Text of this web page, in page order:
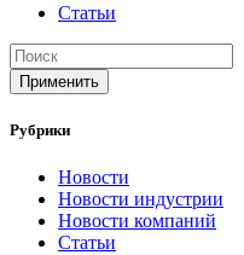
Статьи
Применить
Рубрики
Новости
Новости индустрии
Новости компаний
Статьи